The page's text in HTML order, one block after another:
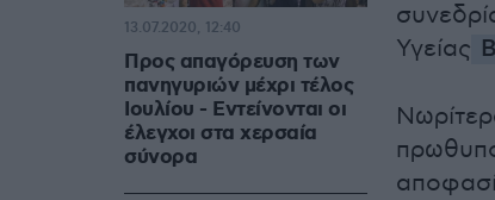
Υγείας
Προς απαγόρευση των
πανηγυριών μέχρι τέλος
Ιουλίου - Εντείνονται οι
έλεγχοι στα χερσαία
σύνορα
13.07.2020, 12:40